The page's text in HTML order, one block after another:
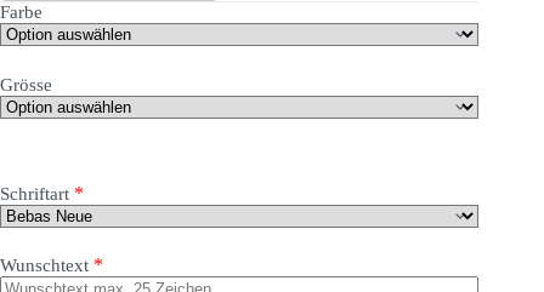
Farbe
Grösse
Schriftart *
Wunschtext *